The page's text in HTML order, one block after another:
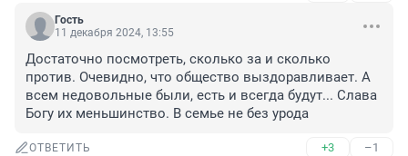
Гость
11 декабря 2024, 13:55
Достаточно посмотреть, сколько за и сколько
против. Очевидно, что общество выздоравливает. А
всем недовольные были, есть и всегда будут... Слава
Богу их меньшинство. В семье не без урода
ОТВЕТИТЬ +3 –1